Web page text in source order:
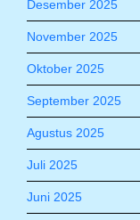
Desember 2025
November 2025
Oktober 2025
September 2025
Agustus 2025
Juli 2025
Juni 2025